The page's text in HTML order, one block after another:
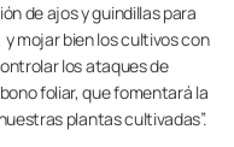
de ajos y guindillas para
mojar bien los cultivos con
los ataques de
foliar, que fomentará la
plantas cultivadas”.